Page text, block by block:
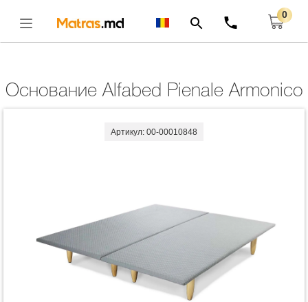
0
Основание Alfabed Pienale Armonico
Артикул: 00-00010848